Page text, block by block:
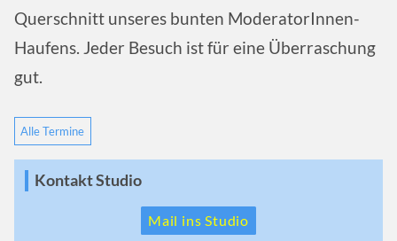
Querschnitt unseres bunten ModeratorInnen-
Haufens. Jeder Besuch ist für eine Überraschung
gut.
Alle Termine
Kontakt Studio
Mail ins Studio